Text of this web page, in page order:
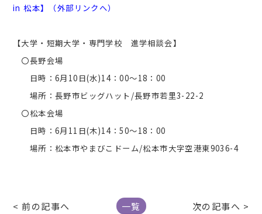
in 松本】（外部リンクへ）
【大学・短期大学・専門学校 進学相談会】
〇長野会場
日時：6月10日(水)14：00～18：00
場所：長野市ビッグハット/長野市若里3-22-2
〇松本会場
日時：6月11日(木)14：50～18：00
場所：松本市やまびこドーム/松本市大字空港東9036-4
< 前の記事へ 一覧 次の記事へ >